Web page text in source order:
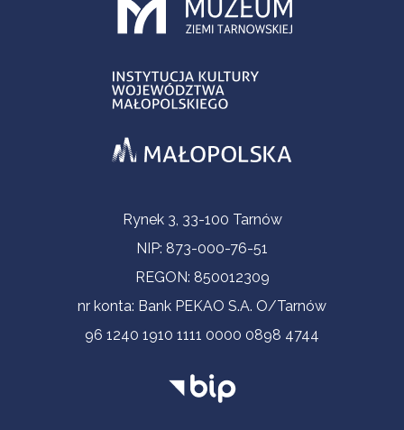
Informacje kontaktoweRynek 3, 33-100 Tarnów
NIP: 873-000-76-51
REGON: 850012309
nr konta: Bank PEKAO S.A. O/Tarnów
96 1240 1910 1111 0000 0898 4744